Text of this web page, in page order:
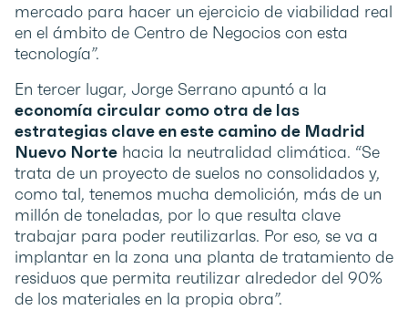
mercado para hacer un ejercicio de viabilidad real
en el ámbito de Centro de Negocios con esta
tecnología”.
En tercer lugar, Jorge Serrano apuntó a la
economía circular como otra de las
estrategias clave en este camino de Madrid
Nuevo Norte hacia la neutralidad climática. “Se
trata de un proyecto de suelos no consolidados y,
como tal, tenemos mucha demolición, más de un
millón de toneladas, por lo que resulta clave
trabajar para poder reutilizarlas. Por eso, se va a
implantar en la zona una planta de tratamiento de
residuos que permita reutilizar alrededor del 90%
de los materiales en la propia obra”.